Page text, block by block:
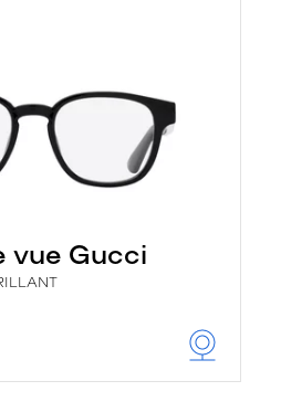
vue Gucci